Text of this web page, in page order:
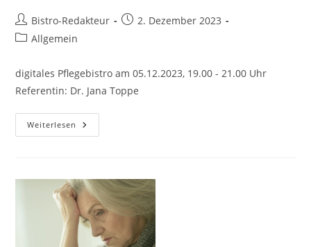
Beitrags-
Autor:
Bistro-Redakteur
Beitrag2. Dezember 2023
Beitrags-
Allgemein
digitales Pflegebistro am 05.12.2023, 19.00 - 21.00 Uhr
Referentin: Dr. Jana Toppe
Weiterlesen Selbstfürsorge:
Wo